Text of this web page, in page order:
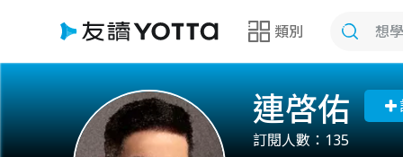
類別
連啓佑
訂閱人數：135